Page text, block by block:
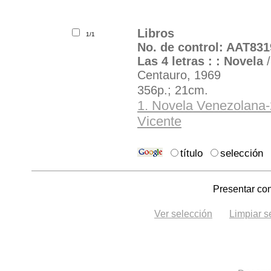
1/1
Libros
No. de control:
Las 4 letras : : Novela
Centauro, 1969
356p.; 21cm.
1. Novela
Vicente
título selección
Presentar
Ver selección Limpiar